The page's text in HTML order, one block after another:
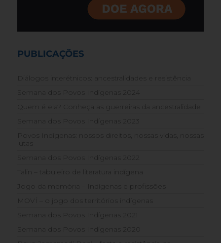
PUBLICAÇÕES
Diálogos interétnicos: ancestralidades e resistência
Semana dos Povos Indígenas 2024
Quem é ela? Conheça as guerreiras da ancestralidade
Semana dos Povos Indígenas 2023
Povos Indígenas: nossos direitos, nossas vidas, nossas
lutas
Semana dos Povos Indígenas 2022
Talin – tabuleiro de literatura indígena
Jogo da memória – Indígenas e profissões
MOVÍ – o jogo dos territórios indígenas
Semana dos Povos Indígenas 2021
Semana dos Povos Indígenas 2020